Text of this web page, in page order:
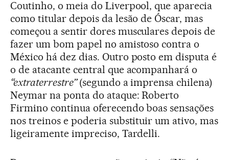
Coutinho, o meia do Liverpool, que aparecia
como titular depois da lesão de Óscar, mas
começou a sentir dores musculares depois de
fazer um bom papel no amistoso contra o
México há dez dias. Outro posto em disputa é
o de atacante central que acompanhará o
“extraterrestre”(segundo a imprensa chilena)
Neymar na ponta do ataque: Roberto
Firmino continua oferecendo boas sensações
nos treinos e poderia substituir um ativo, mas
ligeiramente impreciso, Tardelli.